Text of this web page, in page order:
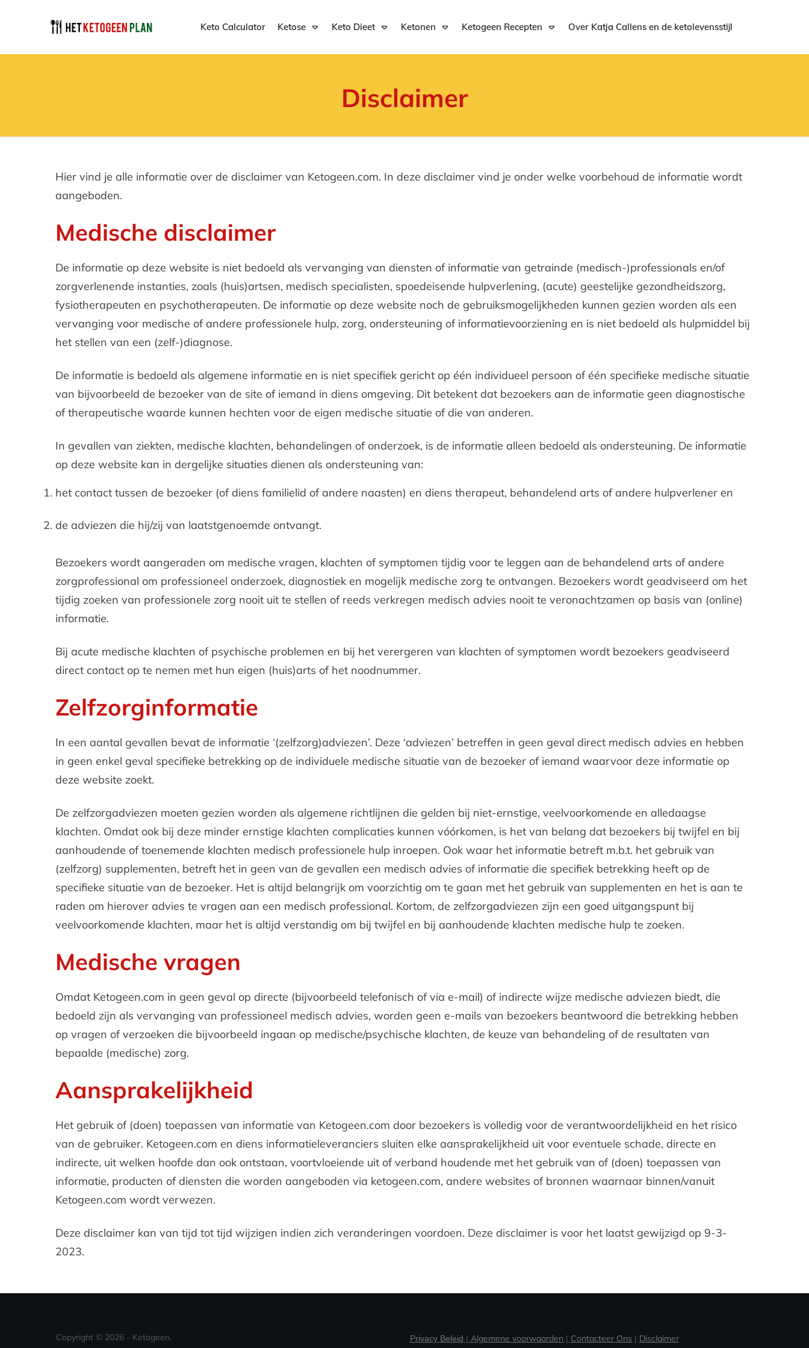
Keto Calculator Ketose Keto Dieet Ketonen Ketogeen Recepten Over Katja Callens en de ketolevensstijl
Disclaimer
Hier vind je alle informatie over de disclaimer van Ketogeen.com. In deze disclaimer vind je onder welke voorbehoud de informatie wordt
aangeboden.
Medische disclaimer
De informatie op deze website is niet bedoeld als vervanging van diensten of informatie van getrainde (medisch-)professionals en/of
zorgverlenende instanties, zoals (huis)artsen, medisch specialisten, spoedeisende hulpverlening, (acute) geestelijke gezondheidszorg,
fysiotherapeuten en psychotherapeuten. De informatie op deze website noch de gebruiksmogelijkheden kunnen gezien worden als een
vervanging voor medische of andere professionele hulp, zorg, ondersteuning of informatievoorziening en is niet bedoeld als hulpmiddel bij
het stellen van een (zelf-)diagnose.
De informatie is bedoeld als algemene informatie en is niet specifiek gericht op één individueel persoon of één specifieke medische situatie
van bijvoorbeeld de bezoeker van de site of iemand in diens omgeving. Dit betekent dat bezoekers aan de informatie geen diagnostische
of therapeutische waarde kunnen hechten voor de eigen medische situatie of die van anderen.
In gevallen van ziekten, medische klachten, behandelingen of onderzoek, is de informatie alleen bedoeld als ondersteuning. De informatie
op deze website kan in dergelijke situaties dienen als ondersteuning van:
het contact tussen de bezoeker (of diens familielid of andere naasten) en diens therapeut, behandelend arts of andere hulpverlener en
de adviezen die hij/zij van laatstgenoemde ontvangt.
Bezoekers wordt aangeraden om medische vragen, klachten of symptomen tijdig voor te leggen aan de behandelend arts of andere
zorgprofessional om professioneel onderzoek, diagnostiek en mogelijk medische zorg te ontvangen. Bezoekers wordt geadviseerd om het
tijdig zoeken van professionele zorg nooit uit te stellen of reeds verkregen medisch advies nooit te veronachtzamen op basis van (online)
informatie.
Bij acute medische klachten of psychische problemen en bij het verergeren van klachten of symptomen wordt bezoekers geadviseerd
direct contact op te nemen met hun eigen (huis)arts of het noodnummer.
Zelfzorginformatie
In een aantal gevallen bevat de informatie ‘(zelfzorg)adviezen’. Deze ‘adviezen’ betreffen in geen geval direct medisch advies en hebben
in geen enkel geval specifieke betrekking op de individuele medische situatie van de bezoeker of iemand waarvoor deze informatie op
deze website zoekt.
De zelfzorgadviezen moeten gezien worden als algemene richtlijnen die gelden bij niet-ernstige, veelvoorkomende en alledaagse
klachten. Omdat ook bij deze minder ernstige klachten complicaties kunnen vóórkomen, is het van belang dat bezoekers bij twijfel en bij
aanhoudende of toenemende klachten medisch professionele hulp inroepen. Ook waar het informatie betreft m.b.t. het gebruik van
(zelfzorg) supplementen, betreft het in geen van de gevallen een medisch advies of informatie die specifiek betrekking heeft op de
specifieke situatie van de bezoeker. Het is altijd belangrijk om voorzichtig om te gaan met het gebruik van supplementen en het is aan te
raden om hierover advies te vragen aan een medisch professional. Kortom, de zelfzorgadviezen zijn een goed uitgangspunt bij
veelvoorkomende klachten, maar het is altijd verstandig om bij twijfel en bij aanhoudende klachten medische hulp te zoeken.
Medische vragen
Omdat Ketogeen.com in geen geval op directe (bijvoorbeeld telefonisch of via e-mail) of indirecte wijze medische adviezen biedt, die
bedoeld zijn als vervanging van professioneel medisch advies, worden geen e-mails van bezoekers beantwoord die betrekking hebben
op vragen of verzoeken die bijvoorbeeld ingaan op medische/psychische klachten, de keuze van behandeling of de resultaten van
bepaalde (medische) zorg.
Aansprakelijkheid
Het gebruik of (doen) toepassen van informatie van Ketogeen.com door bezoekers is volledig voor de verantwoordelijkheid en het risico
van de gebruiker. Ketogeen.com en diens informatieleveranciers sluiten elke aansprakelijkheid uit voor eventuele schade, directe en
indirecte, uit welken hoofde dan ook ontstaan, voortvloeiende uit of verband houdende met het gebruik van of (doen) toepassen van
informatie, producten of diensten die worden aangeboden via ketogeen.com, andere websites of bronnen waarnaar binnen/vanuit
Ketogeen.com wordt verwezen.
Deze disclaimer kan van tijd tot tijd wijzigen indien zich veranderingen voordoen. Deze disclaimer is voor het laatst gewijzigd op 9-3-
2023.
Copyright © 2026 - Ketogeen.
Privacy Beleid | Algemene voorwaarden | Contacteer Ons | Disclaimer